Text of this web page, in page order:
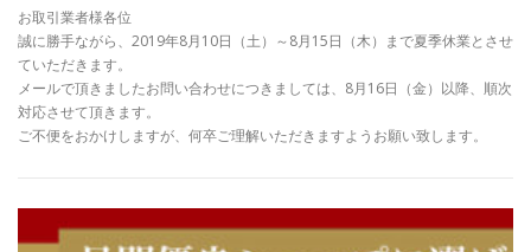
お取引業者様各位
誠に勝手ながら、2019年8月10日（土）～8月15日（木）まで夏季休業とさせ
ていただきます。
メールで頂きましたお問い合わせにつきましては、8月16日（金）以降、順次
対応させて頂きます。
ご不便をおかけしますが、何卒ご理解いただきますようお願い致します。